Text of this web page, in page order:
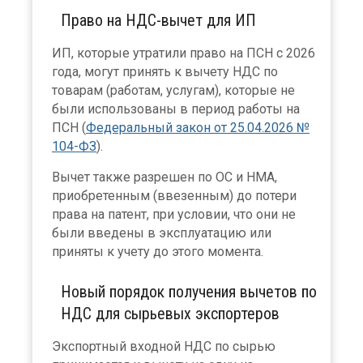
Право на НДС-вычет для ИП
ИП, которые утратили право на ПСН с 2026
года, могут принять к вычету НДС по
товарам (работам, услугам), которые не
были использованы в период работы на
ПСН (Федеральный закон от 25.04.2026 №
104-ФЗ).
Вычет также разрешен по ОС и НМА,
приобретенным (ввезенным) до потери
права на патент, при условии, что они не
были введены в эксплуатацию или
приняты к учету до этого момента.
Новый порядок получения вычетов по
НДС для сырьевых экспортеров
Экспортный входной НДС по сырью